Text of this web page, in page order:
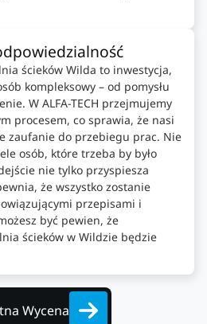
ścieków Wilda to inwestycja,
kompleksowy – od pomysłu
W ALFA-TECH przejmujemy
procesem, co sprawia, że nasi
zaufanie do przebiegu prac. Nie
osób, które trzeba by było
nie tylko przyspiesza
że wszystko zostanie
przepisami i
być pewien, że
ścieków w Wildzie będzie
Wycena